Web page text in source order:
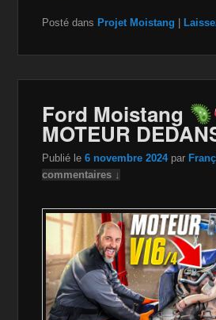
c
e
b
o
o
k
tt
er
a
z
o
n
W
is
Li
st
ail p
y
n
k
Posté dans Projet Moistang
Ford Moistang
MOTEUR
Publié le6 novembre 2024 par
commentaires ↓